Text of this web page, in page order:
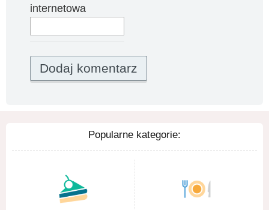
internetowa
Popularne kategorie: